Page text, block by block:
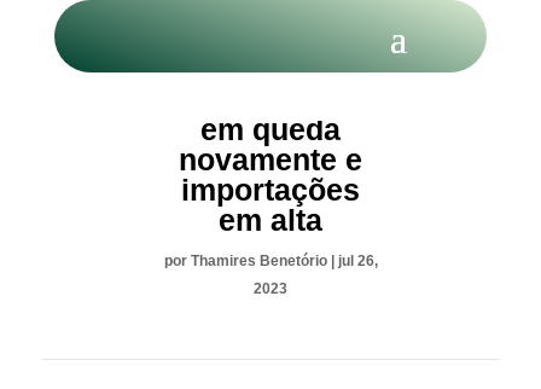
em queda
novamente e
importações
em alta
por Thamires Benetório| jul 26,
2023